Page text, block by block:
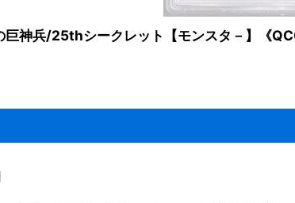
巨神兵/25thシークレット【モンスタ－】《